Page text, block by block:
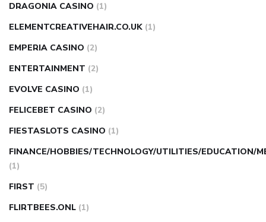
DRAGONIA CASINO (1)
ELEMENTCREATIVEHAIR.CO.UK (1)
EMPERIA CASINO (2)
ENTERTAINMENT (2)
EVOLVE CASINO (1)
FELICEBET CASINO (2)
FIESTASLOTS CASINO (1)
FINANCE/HOBBIES/TECHNOLOGY/UTILITIES/EDUCATION/
(1)
FIRST (5)
FLIRTBEES.ONL (1)